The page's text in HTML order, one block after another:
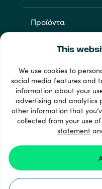
This
We use cookies to
social media features and
information about your
advertising and analytics
other information that
collected from your use
statement
Προϊόντα
33 +
© 2026 Recharge.com